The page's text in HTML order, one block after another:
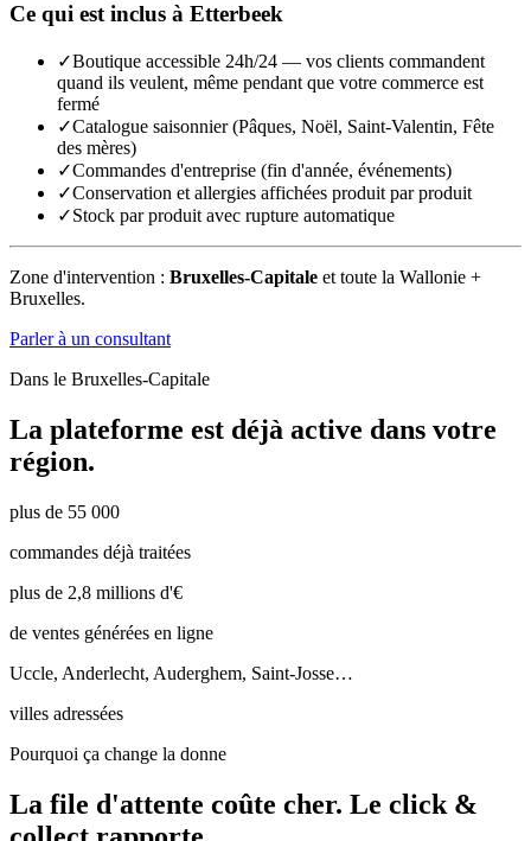
Ce qui est inclus à Etterbeek
✓Boutique accessible 24h/24 — vos clients commandent
quand ils veulent, même pendant que votre commerce est
fermé
✓Catalogue saisonnier (Pâques, Noël, Saint-Valentin, Fête
des mères)
✓Commandes d'entreprise (fin d'année, événements)
✓Conservation et allergies affichées produit par produit
✓Stock par produit avec rupture automatique
Zone d'intervention : Bruxelles-Capitale et toute la Wallonie +
Bruxelles.
Parler à un consultant
Dans le Bruxelles-Capitale
La plateforme est déjà active dans votre
région.
plus de 55 000
commandes déjà traitées
plus de 2,8 millions d'€
de ventes générées en ligne
Uccle, Anderlecht, Auderghem, Saint-Josse…
villes adressées
Pourquoi ça change la donne
La file d'attente coûte cher. Le click &